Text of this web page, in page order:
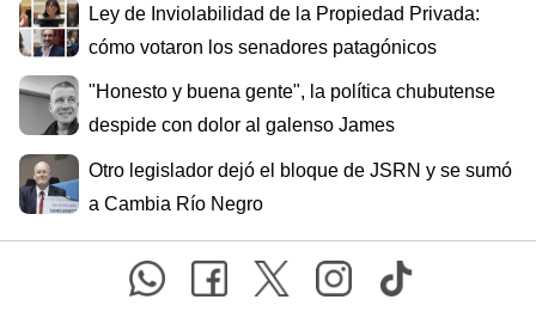
Ley de Inviolabilidad de la Propiedad Privada:
cómo votaron los senadores patagónicos
"Honesto y buena gente", la política chubutense
despide con dolor al galenso James
Otro legislador dejó el bloque de JSRN y se sumó
a Cambia Río Negro